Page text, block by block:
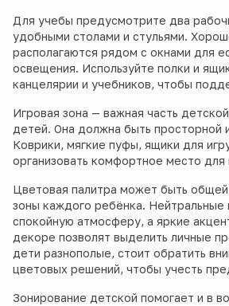
Для учебы предусмотрите два
удобными столами и стульями.
располагаются рядом с окнами для
освещения. Используйте полки и
канцелярии и учебников, чтобы
Игровая зона — важная часть
детей. Она должна быть просторной
Коврики, мягкие пуфы, ящики для
организовать комфортное место для
Цветовая палитра может быть общей
зоны каждого ребёнка. Нейтральные
спокойную атмосферу, а яркие
декоре позволят выделить личные
дети разнополые, стоит обратить
цветовых решений, чтобы учесть
Зонирование детской помогает и в